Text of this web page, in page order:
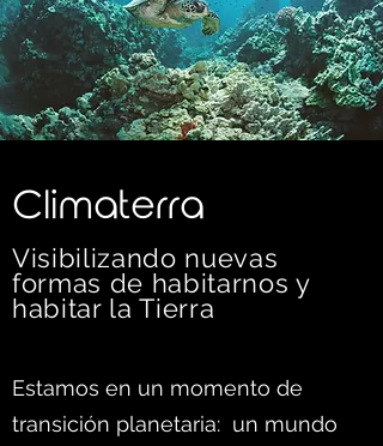
C limaterra
Visibilizando nuevas
formas de habitarnos y
habitar la Tierra
Estamos en un momento de
transición planetaria: un mundo